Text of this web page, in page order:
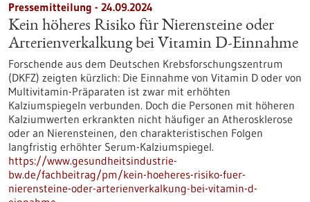
Pressemitteilung - 24.09.2024
Kein höheres Risiko für Nierensteine oder
Arterienverkalkung bei Vitamin D-Einnahme
Forschende aus dem Deutschen Krebsforschungszentrum
(DKFZ) zeigten kürzlich: Die Einnahme von Vitamin D oder von
Multivitamin-Präparaten ist zwar mit erhöhten
Kalziumspiegeln verbunden. Doch die Personen mit höheren
Kalziumwerten erkrankten nicht häufiger an Atherosklerose
oder an Nierensteinen, den charakteristischen Folgen
langfristig erhöhter Serum-Kalziumspiegel.
https://www.gesundheitsindustrie-
bw.de/fachbeitrag/pm/kein-hoeheres-risiko-fuer-
nierensteine-oder-arterienverkalkung-bei-vitamin-d-